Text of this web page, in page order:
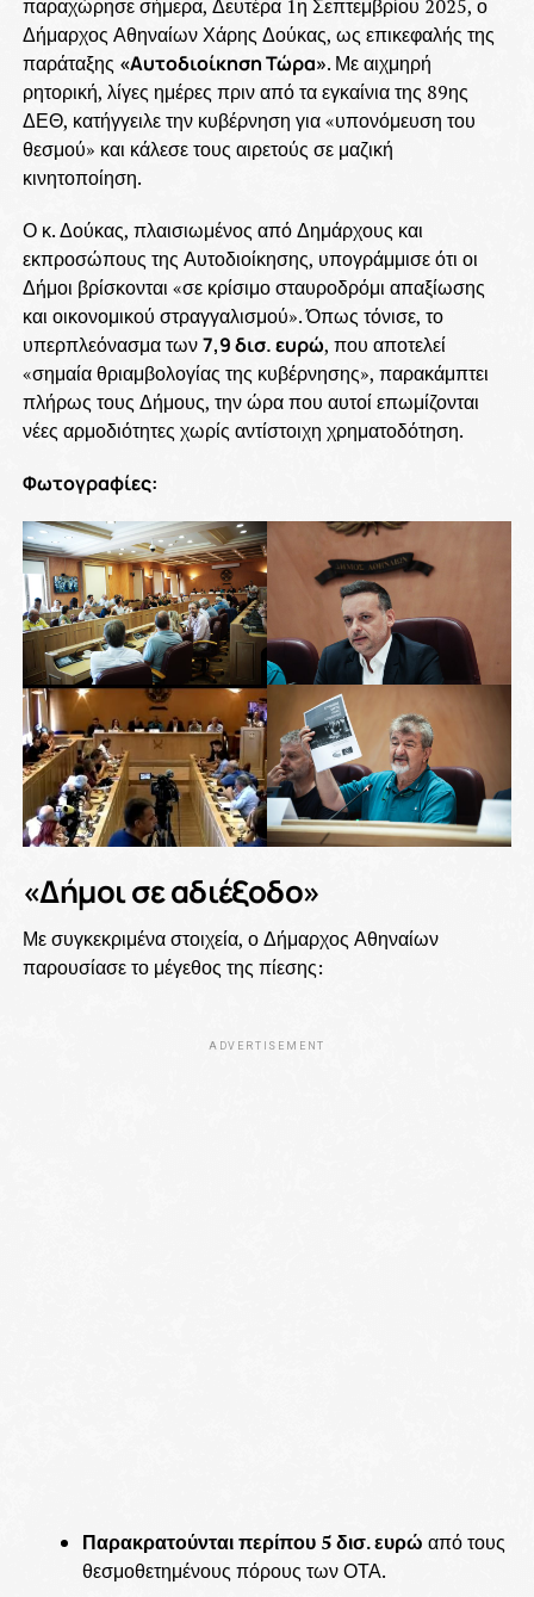
παραχώρησε σήμερα, Δευτέρα 1η Σεπτεμβρίου 2025, ο
Δήμαρχος Αθηναίων Χάρης Δούκας, ως επικεφαλής της
παράταξης «Αυτοδιοίκηση Τώρα». Με αιχμηρή
ρητορική, λίγες ημέρες πριν από τα εγκαίνια της 89ης
ΔΕΘ, κατήγγειλε την κυβέρνηση για «υπονόμευση του
θεσμού» και κάλεσε τους αιρετούς σε μαζική
κινητοποίηση.
Ο κ. Δούκας, πλαισιωμένος από Δημάρχους και
εκπροσώπους της Αυτοδιοίκησης, υπογράμμισε ότι οι
Δήμοι βρίσκονται «σε κρίσιμο σταυροδρόμι απαξίωσης
και οικονομικού στραγγαλισμού». Όπως τόνισε, το
υπερπλεόνασμα των7,9 δισ. ευρώ, που αποτελεί
«σημαία θριαμβολογίας της κυβέρνησης», παρακάμπτει
πλήρως τους Δήμους, την ώρα που αυτοί επωμίζονται
νέες αρμοδιότητες χωρίς αντίστοιχη χρηματοδότηση.
Φωτογραφίες:
«Δήμοι σε αδιέξοδο»
Με συγκεκριμένα στοιχεία, ο Δήμαρχος Αθηναίων
παρουσίασε το μέγεθος της πίεσης:
ADVERTISEMENT
Παρακρατούνται περίπου 5 δισ. ευρώ από τους
θεσμοθετημένους πόρους των ΟΤΑ.